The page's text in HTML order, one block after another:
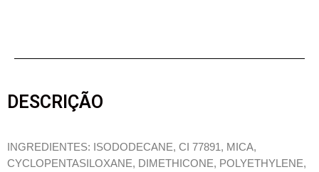
DESCRIÇÃO
INGREDIENTES: ISODODECANE, CI 77891, MICA,
CYCLOPENTASILOXANE, DIMETHICONE, POLYETHYLENE,